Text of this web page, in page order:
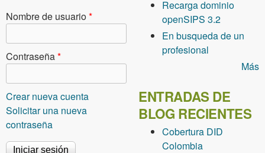
Nombre de usuario*
Contraseña*
Crear nueva cuenta
Solicitar una nueva
contraseña
Recarga dominio
openSIPS 3.2
En busqueda de un
profesional
Más
ENTRADAS DE
BLOG RECIENTES
Cobertura DID
Colombia